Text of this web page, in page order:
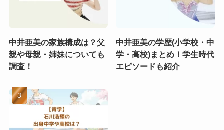
中井亜美の家族構成は？父
親や母親・姉妹についても
調査！
中井亜美の学歴(小学校・中
学・高校)まとめ！学生時代
エピソードも紹介